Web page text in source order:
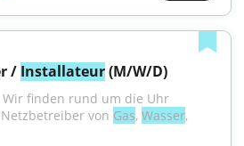
/ Installateur (M/W/D)
finden rund um die Uhr
von Gas, Wasser,